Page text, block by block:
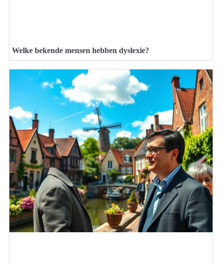
Welke bekende mensen hebben dyslexie?